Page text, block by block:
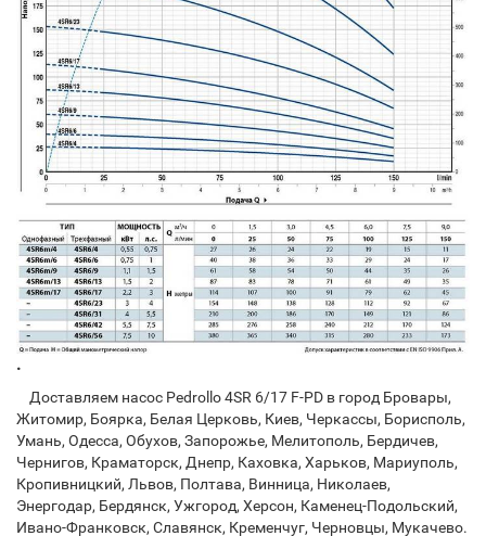
.
Доставляем насос Pedrollo 4SR 6/17 F-PD в город Бровары,
Житомир, Боярка, Белая Церковь, Киев, Черкассы, Борисполь,
Умань, Одесса, Обухов, Запорожье, Мелитополь, Бердичев,
Чернигов, Краматорск, Днепр, Каховка, Харьков, Мариуполь,
Кропивницкий, Львов, Полтава, Винница, Николаев,
Энергодар, Бердянск, Ужгород, Херсон, Каменец-Подольский,
Ивано-Франковск, Славянск, Кременчуг, Черновцы, Мукачево.